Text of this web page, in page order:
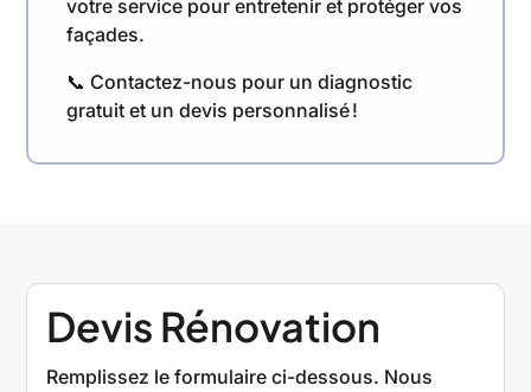
votre service pour entretenir et protéger vos
façades.
📞 Contactez-nous pour un diagnostic
gratuit et un devis personnalisé !
Devis Rénovation
Remplissez le formulaire ci-dessous. Nous